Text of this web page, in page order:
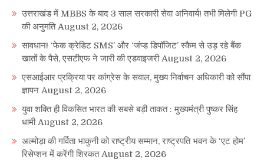
उत्तराखंड में MBBS के बाद 3 साल सरकारी सेवा अनिवार्य! तभी मिलेगी PG
की अनुमति August 2, 2026
सावधान! ‘फेक क्रेडिट SMS’ और ‘जंप्ड डिपॉजिट’ स्कैम से उड़ रहे बैंक
खातों के पैसे, एसटीएफ ने जारी की एडवाइजरी August 2, 2026
एसआईआर प्रक्रिया पर कांग्रेस के सवाल, मुख्य निर्वाचन अधिकारी को सौंपा
ज्ञापन August 2, 2026
युवा शक्ति ही विकसित भारत की सबसे बड़ी ताकत : मुख्यमंत्री पुष्कर सिंह
धामी August 2, 2026
अल्मोड़ा की गर्विता भाकुनी को राष्ट्रीय सम्मान, राष्ट्रपति भवन के ‘एट होम’
रिसेप्शन में करेंगी शिरकत August 2, 2026